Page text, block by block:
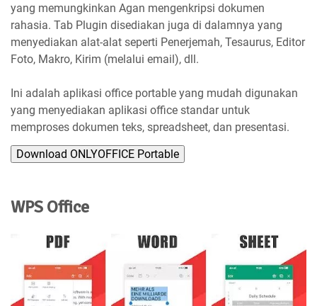
yang memungkinkan Agan mengenkripsi dokumen
rahasia. Tab Plugin disediakan juga di dalamnya yang
menyediakan alat-alat seperti Penerjemah, Tesaurus, Editor
Foto, Makro, Kirim (melalui email), dll.
Ini adalah aplikasi office portable yang mudah digunakan
yang menyediakan aplikasi office standar untuk
memproses dokumen teks, spreadsheet, dan presentasi.
Download ONLYOFFICE Portable
WPS Office